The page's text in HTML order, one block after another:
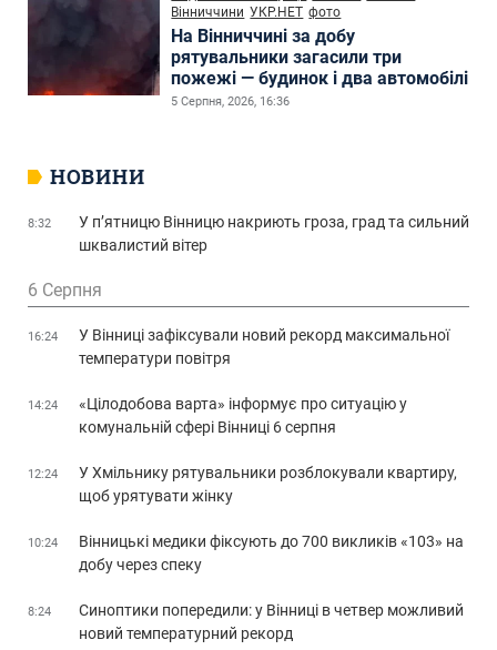
Вінниччини УКР.НЕТ фото
На Вінниччині за добу
рятувальники загасили три
пожежі — будинок і два автомобілі
5 Серпня, 2026, 16:36
НОВИНИ
8:32
У п’ятницю Вінницю накриють гроза, град та сильний
шквалистий вітер
6 Серпня
16:24
У Вінниці зафіксували новий рекорд максимальної
температури повітря
14:24
«Цілодобова варта» інформує про ситуацію у
комунальній сфері Вінниці 6 серпня
12:24
У Хмільнику рятувальники розблокували квартиру,
щоб урятувати жінку
10:24
Вінницькі медики фіксують до 700 викликів «103» на
добу через спеку
8:24
Синоптики попередили: у Вінниці в четвер можливий
новий температурний рекорд